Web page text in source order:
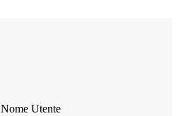
Nome Utente